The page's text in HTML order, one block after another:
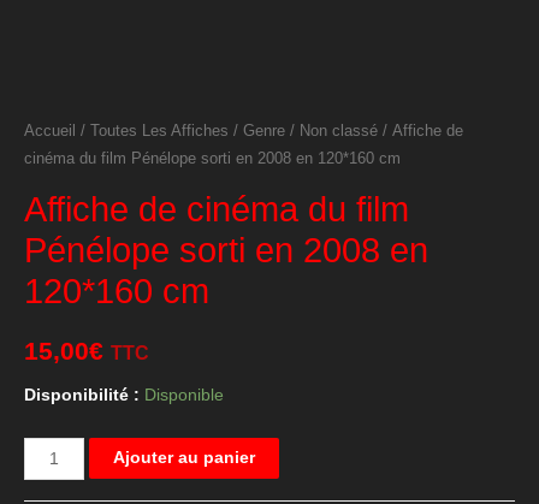
Accueil / Toutes Les Affiches / Genre / Non classé / Affiche de
cinéma du film Pénélope sorti en 2008 en 120*160 cm
Affiche de cinéma du film
Pénélope sorti en 2008 en
120*160 cm
15,00€ TTC
Disponibilité : Disponible
quantité
de
Ajouter au panier